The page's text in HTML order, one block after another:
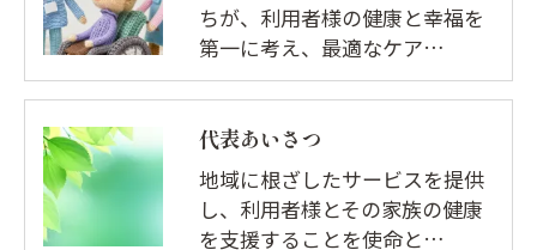
ちが、利用者様の健康と幸福を
第一に考え、最適なケア…
代表あいさつ
地域に根ざしたサービスを提供
し、利用者様とその家族の健康
を支援することを使命と…